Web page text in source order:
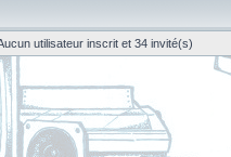
utilisateur inscrit et 34 invité(s)